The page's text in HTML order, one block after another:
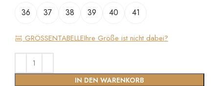
36
37 38 39 40 41
GRÖSSENTABELLEIhre Größe ist nicht dabei?
IN DEN WARENKORB